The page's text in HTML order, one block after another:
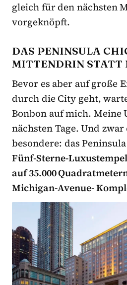
gleich für den nächsten
vorgeknöpft.
DAS PENINSULA
MITTENDRIN STATT
Bevor es aber auf große
durch die City geht,
Bonbon auf mich.
nächsten Tage. Und zwar
besondere: das
Fünf-Sterne-
auf 35.000
Michigan-Avenue-